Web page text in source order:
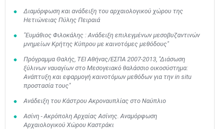
Διαμόρφωση και ανάδειξη του αρχαιολογικού χώρου της
Ηετιώνειας Πύλης Πειραιά
"Ευμάθιος Φιλοκάλης : Ανάδειξη επιλεγμένων μεσοβυζαντινών
μνημείων Κρήτης Κύπρου με καινοτόμες μεθόδους"
Πρόγραμμα Θαλής, ΤΕΙ Αθήνας/ΕΣΠΑ 2007-2013, "Διάσωση
ξύλινων ναυαγίων στο Μεσογειακό θαλάσσιο οικοσύστημα:
Ανάπτυξη και εφαρμογή καινοτόμων μεθόδων για την in situ
προστασία τους"
Ανάδειξη του Κάστρου Ακροναυπλίας στο Ναύπλιο
Ασίνη - Ακρόπολη Αρχαίας Ασίνης. Αναμόρφωση
Αρχαιολογικού Χώρου Καστράκι